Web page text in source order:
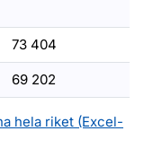
73 404
69 202
hela riket (Excel-